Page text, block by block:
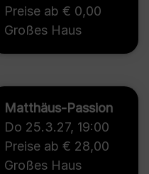
Preise ab € 0,00
Großes Haus
Matthäus-Passion
Do 25.3.27, 19:00
Preise ab € 28,00
Großes Haus